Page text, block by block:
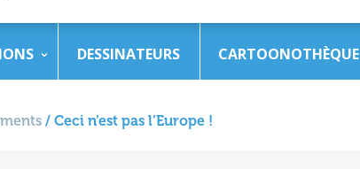
DESSINATEURS CARTOONOTHÈQUE
/ Ceci n’est pas l’Europe !